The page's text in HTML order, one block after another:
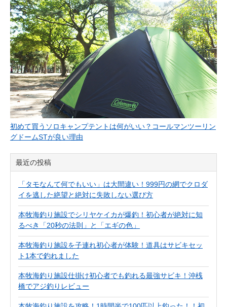
初めて買うソロキャンプテントは何がいい？コールマンツーリン
グドームSTが良い理由
最近の投稿
「タモなんて何でもいい」は大間違い！999円の網でクロダ
イを逃した絶望と絶対に失敗しない選び方
本牧海釣り施設でシリヤケイカが爆釣！初心者が絶対に知
るべき「20秒の法則」と「エギの色」
本牧海釣り施設を子連れ初心者が体験！道具はサビキセッ
ト1本で釣れました
本牧海釣り施設仕掛け初心者でも釣れる最強サビキ！沖桟
橋でアジ釣りレビュー